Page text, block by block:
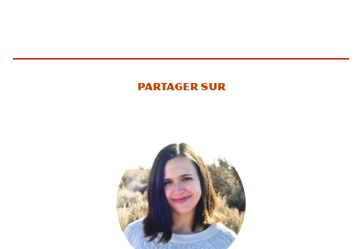
Partager sur